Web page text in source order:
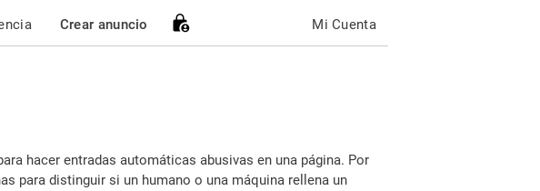
Crear anuncio Mi Cuenta
hacer entradas automáticas abusivas en una página. Por
para distinguir si un humano o una máquina rellena un